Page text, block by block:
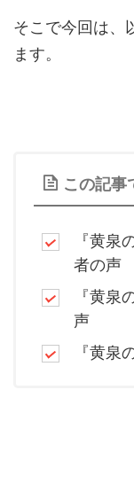
そこで今回は、
ます。
この記事
『黄泉
者の声
『黄泉
声
『黄泉